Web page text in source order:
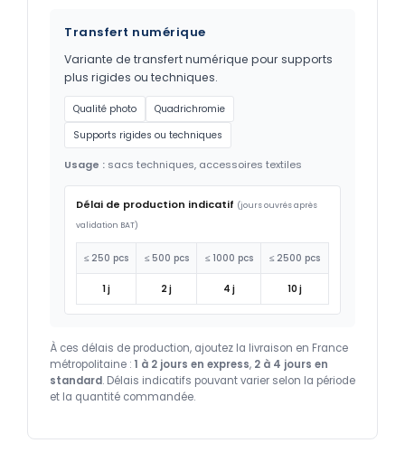
Transfert numérique
Variante de transfert numérique pour supports
plus rigides ou techniques.
Qualité photo
Quadrichromie
Supports rigides ou techniques
Usage : sacs techniques, accessoires textiles
Délai de production indicatif (jours ouvrés après
validation BAT)
≤ 250 pcs ≤ 500 pcs ≤ 1000 pcs ≤ 2500 pcs
1 j 2 j 4 j 10 j
À ces délais de production, ajoutez la livraison en France
métropolitaine : 1 à 2 jours en express, 2 à 4 jours en
standard. Délais indicatifs pouvant varier selon la période
et la quantité commandée.